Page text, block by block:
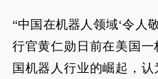
“中国在机器人领域‘令人
行官黄仁勋日前在美国
国机器人行业的崛起，